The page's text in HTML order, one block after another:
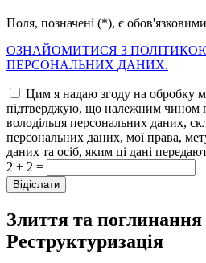
Поля, позначені (*), є
ОЗНАЙОМИТИСЯ З
ПЕРСОНАЛЬНИХ ДАНИХ.
Цим я надаю згоду на обробку
підтверджую, що належним чином
володільця персональних даних,
персональних даних, мої права,
даних та осіб, яким ці дані
2 + 2 =
Злиття та поглинання
Реструктуризація